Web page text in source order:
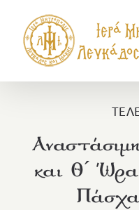
περιεχόμενο
και Θ´